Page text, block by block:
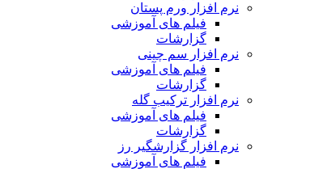
نرم افزار ورم پستان
فیلم های آموزشی
گزارشات
نرم افزار سم چینی
فیلم های آموزشی
گزارشات
نرم افزار ترکیب گله
فیلم های آموزشی
گزارشات
نرم افزار گزارشگیر رز
فیلم های آموزشی